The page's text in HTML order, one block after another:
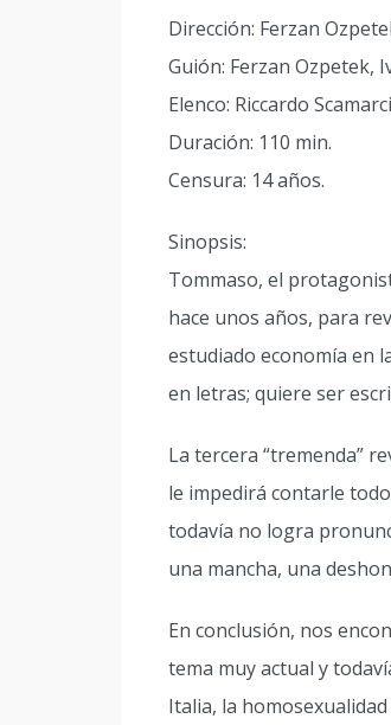
Dirección: Ferzan
Guión: Ferzan Ozpetek,
Elenco: Riccardo
Duración: 110 min.
Censura: 14 años.
Sinopsis:
Tommaso, el
hace unos años, para
estudiado economía en
en letras; quiere ser
La tercera “tremenda”
le impedirá contarle
todavía no logra
una mancha, una
En conclusión, nos
tema muy actual y
Italia, la